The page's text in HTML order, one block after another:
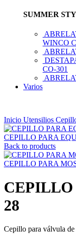
SUMMER
WINCO
CO-301
Varios
Inicio Utensilios
CEPILLO PARA
Back to products
CEPILLO PARA
28
Cepillo para válvula de